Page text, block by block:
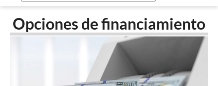
Opciones de financiamiento